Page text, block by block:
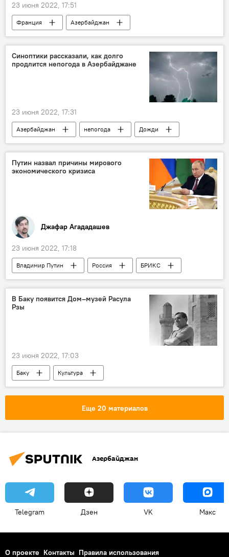
23 июня 2022, 17:51
Франция
Азербайджан
политические консультации
Синоптики рассказали, как долго
продлится непогода в Азербайджане
23 июня 2022, 17:31
Азербайджан непогода Дожди
Путин назвал причины мирового
экономического кризиса
Джафар Агададашев
23 июня 2022, 17:18
Владимир Путин Россия БРИКС
В Баку появится Дом–музей Расула
Рзы
23 июня 2022, 17:03
Баку Культура
Еще 20 материалов
Азербайджан
Telegram Дзен VK Макс
О проекте Контакты Правила использования